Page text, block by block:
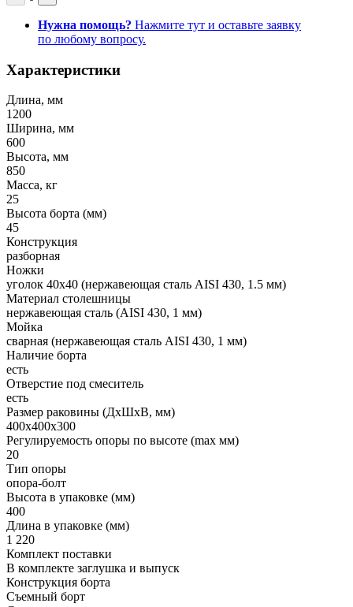
Нужна помощь? Нажмите тут и оставьте заявку
по любому вопросу.
Характеристики
Длина, мм
1200
Ширина, мм
600
Высота, мм
850
Масса, кг
25
Высота борта (мм)
45
Конструкция
разборная
Ножки
уголок 40х40 (нержавеющая сталь AISI 430, 1.5 мм)
Материал столешницы
нержавеющая сталь (AISI 430, 1 мм)
Мойка
сварная (нержавеющая сталь AISI 430, 1 мм)
Наличие борта
есть
Отверстие под смеситель
есть
Размер раковины (ДхШхВ, мм)
400х400х300
Регулируемость опоры по высоте (max мм)
20
Тип опоры
опора-болт
Высота в упаковке (мм)
400
Длина в упаковке (мм)
1 220
Комплект поставки
В комплекте заглушка и выпуск
Конструкция борта
Съемный борт